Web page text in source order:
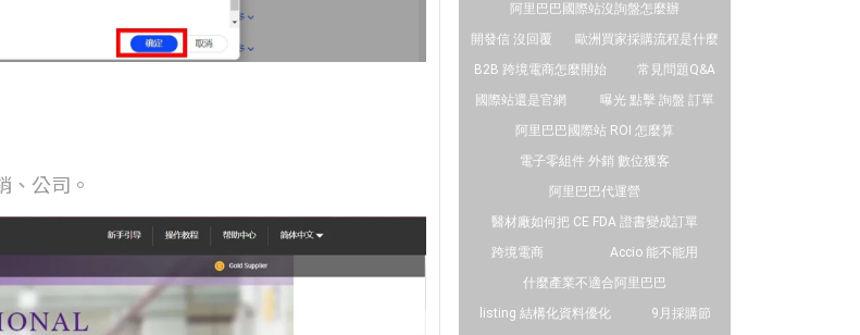
公司。
阿里巴巴國際站沒詢盤怎麼辦
開發信 沒回覆
歐洲買家採購流程是什麼
B2B 跨境電商怎麼開始
常見問題Q&A
國際站還是官網
曝光 點擊 詢盤 訂單
阿里巴巴國際站 ROI 怎麼算
電子零組件 外銷 數位獲客
阿里巴巴代運營
醫材廠如何把 CE FDA 證書變成訂單
跨境電商
Accio 能不能用
什麼產業不適合阿里巴巴
listing 結構化資料優化
9月採購節